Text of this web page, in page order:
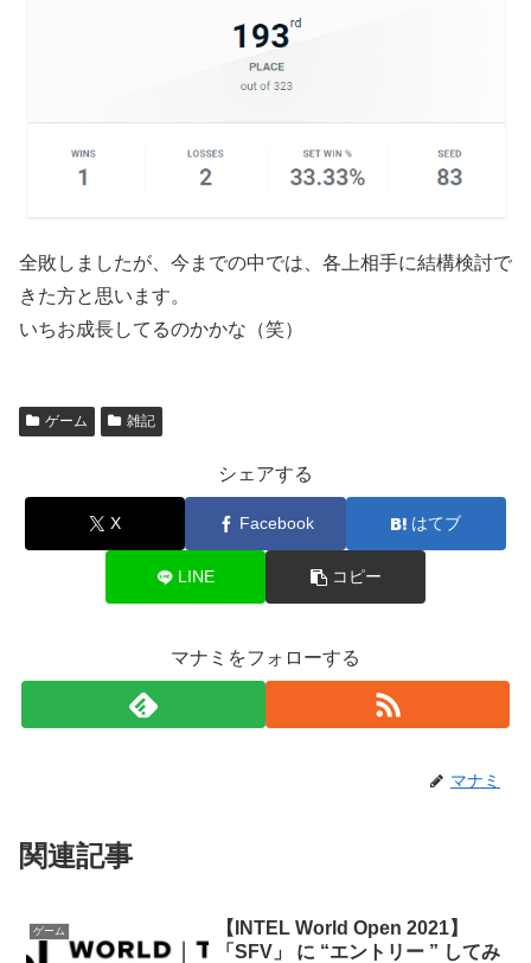
全敗しましたが、今までの中では、各上相手に結構検討で
きた方と思います。
いちお成長してるのかかな（笑）
ゲーム 雑記
シェアする
X Facebook はてブ
LINE コピー
マナミをフォローする
マナミ
関連記事
ゲーム
【INTEL World Open 2021】
「SFV」 に “エントリー ” してみ